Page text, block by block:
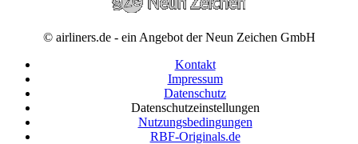
© airliners.de - ein Angebot der Neun Zeichen GmbH
Kontakt
Impressum
Datenschutz
Datenschutzeinstellungen
Nutzungsbedingungen
RBF-Originals.de